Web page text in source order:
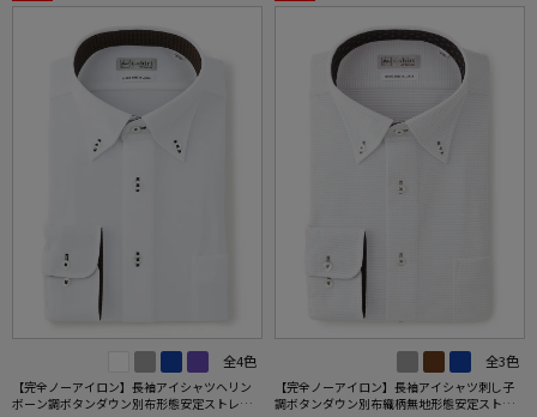
全4色
【完全ノーアイロン】長袖アイシャツヘリン
ボーン調ボタンダウン別布形態安定ストレッ
全3色
【完全ノーアイロン】長袖アイシャツ刺し子
調ボタンダウン別布織柄無地形態安定ストレ